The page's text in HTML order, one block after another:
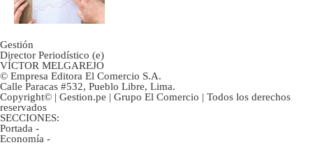
Gestión
Director Periodístico (e)
VÍCTOR MELGAREJO
© Empresa Editora El Comercio S.A.
Calle Paracas #532, Pueblo Libre, Lima.
Copyright© | Gestion.pe | Grupo El Comercio | Todos los derechos
reservados
SECCIONES:
Portada -
Economía -